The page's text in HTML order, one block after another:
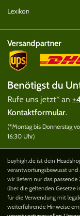
Lexikon
Versandpartner
Benötigst du
Rufe uns jetzt* an
Kontaktformular.
(*Montag bis Donnerstag
16:30 Uhr)
buyhigh.de ist dein
verantwortungsbewusst
wir liefern nur das
über die geltenden Gesetze
für die Verwendung mit
weiterführende Hinweise